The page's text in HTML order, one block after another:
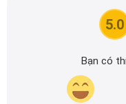
tin nhanh chóng và dễ
5.0
Bạn có